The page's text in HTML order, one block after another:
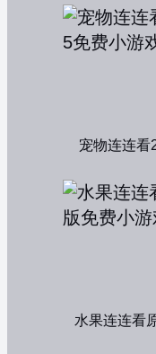
宠物连连看
水果连连看